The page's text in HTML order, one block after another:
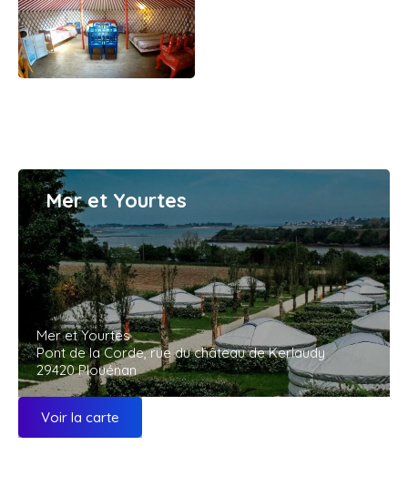
Mer et Yourtes
Mer et Yourtes
Pont de la Corde, rue du château de Kerlaudy
29420 Plouénan
Voir la carte